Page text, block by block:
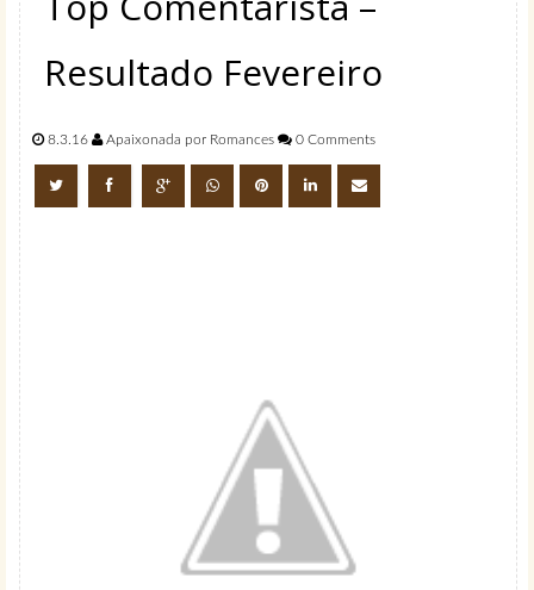
Resultado Fevereiro
8.3.16 Apaixonada por Romances 0 Comments